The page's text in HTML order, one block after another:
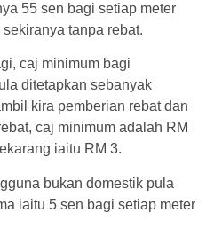
55 sen bagi setiap meter
tanpa rebat.
caj minimum bagi
ditetapkan sebanyak
kira pemberian rebat dan
caj minimum adalah RM
iaitu RM 3.
bukan domestik pula
iaitu 5 sen bagi setiap meter